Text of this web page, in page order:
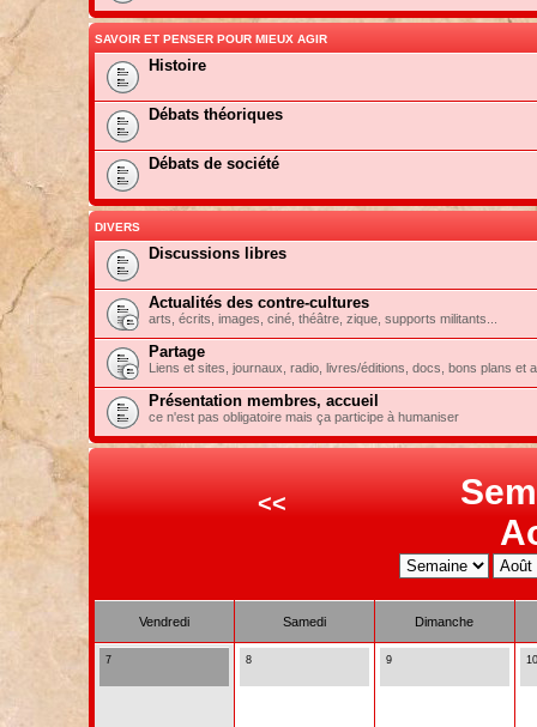
SAVOIR ET PENSER POUR MIEUX AGIR
Histoire
Débats théoriques
Débats de société
DIVERS
Discussions libres
Actualités des contre-cultures
arts, écrits, images, ciné, théâtre, zique, supports militants...
Partage
Liens et sites, journaux, radio, livres/éditions, docs, bons plans et
Présentation membres, accueil
ce n'est pas obligatoire mais ça participe à humaniser
<<
Vendredi Samedi Dimanche
7 8 9 10